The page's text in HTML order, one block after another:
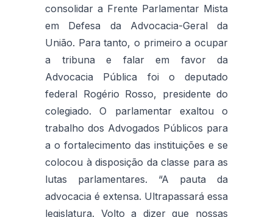
consolidar a Frente Parlamentar Mista
em Defesa da Advocacia-Geral da
União. Para tanto, o primeiro a ocupar
a tribuna e falar em favor da
Advocacia Pública foi o deputado
federal Rogério Rosso, presidente do
colegiado. O parlamentar exaltou o
trabalho dos Advogados Públicos para
a o fortalecimento das instituições e se
colocou à disposição da classe para as
lutas parlamentares. “A pauta da
advocacia é extensa. Ultrapassará essa
legislatura. Volto a dizer que nossas